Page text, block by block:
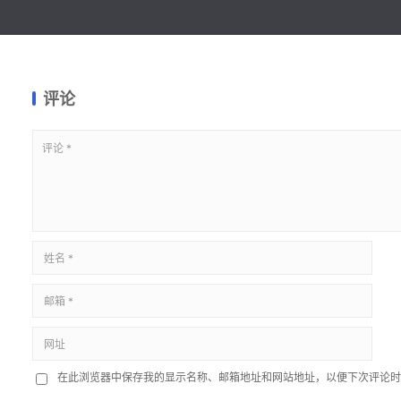
评论
在此浏览器中保存我的显示名称、邮箱地址和网站地址，以便下次评论